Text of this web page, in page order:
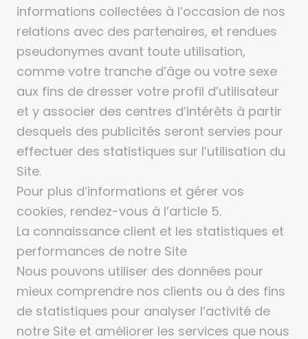
informations collectées à l’occasion de nos
relations avec des partenaires, et rendues
pseudonymes avant toute utilisation,
comme votre tranche d’âge ou votre sexe
aux fins de dresser votre profil d’utilisateur
et y associer des centres d’intérêts à partir
desquels des publicités seront servies pour
effectuer des statistiques sur l’utilisation du
Site.
Pour plus d’informations et gérer vos
cookies, rendez-vous à l’article 5.
La connaissance client et les statistiques et
performances de notre Site
Nous pouvons utiliser des données pour
mieux comprendre nos clients ou à des fins
de statistiques pour analyser l’activité de
notre Site et améliorer les services que nous